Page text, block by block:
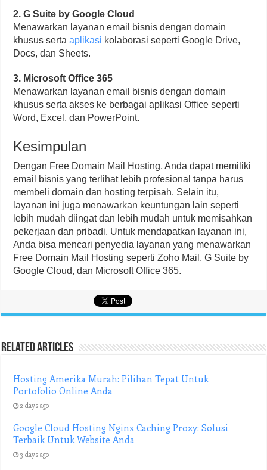
2. G Suite by Google Cloud
Menawarkan layanan email bisnis dengan domain
khusus sertaaplikasi kolaborasi seperti Google Drive,
Docs, dan Sheets.
3. Microsoft Office 365
Menawarkan layanan email bisnis dengan domain
khusus serta akses ke berbagai aplikasi Office seperti
Word, Excel, dan PowerPoint.
Kesimpulan
Dengan Free Domain Mail Hosting, Anda dapat memiliki
email bisnis yang terlihat lebih profesional tanpa harus
membeli domain dan hosting terpisah. Selain itu,
layanan ini juga menawarkan keuntungan lain seperti
lebih mudah diingat dan lebih mudah untuk memisahkan
pekerjaan dan pribadi. Untuk mendapatkan layanan ini,
Anda bisa mencari penyedia layanan yang menawarkan
Free Domain Mail Hosting seperti Zoho Mail, G Suite by
Google Cloud, dan Microsoft Office 365.
Related Articles
Hosting Amerika Murah: Pilihan Tepat Untuk
Portofolio Online Anda
2 days ago
Google Cloud Hosting Nginx Caching Proxy: Solusi
Terbaik Untuk Website Anda
3 days ago